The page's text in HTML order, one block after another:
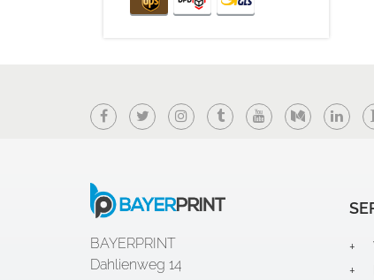
FacebookTwitterInstagram
Tumblr YouTubeMedium
BAYERPRINT
Dahlienweg 14